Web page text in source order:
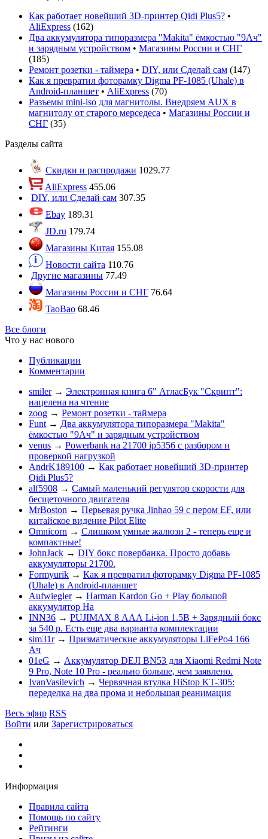
Как работает новейший 3D-принтер Qidi Plus5? •
AliExpress (162)
Два аккумулятора типоразмера "Makita" ёмкостью "9Ач"
и зарядным устройством • Магазины России и СНГ
(185)
Ремонт розетки - таймера • DIY, или Сделай сам (147)
Как я превратил фоторамку Digma PF-1085 (Uhale) в
Android-планшет • AliExpress (70)
Разъемы mini-iso для магнитолы. Внедряем AUX в
магнитолу от старого мерседеса • Магазины России и
СНГ (35)
Разделы сайта
Скидки и распродажи 1029.77
AliExpress 455.06
DIY, или Сделай сам 307.35
Ebay 189.31
JD.ru 179.74
Магазины Китая 155.08
Новости сайта 110.76
Другие магазины 77.49
Магазины России и СНГ 76.64
TaoBao 68.46
Все блоги
Что у нас нового
Публикации
Комментарии
smiler → Электронная книга 6" АтласБук "Скрипт":
нацелена на чтение
zoog → Ремонт розетки - таймера
Funt → Два аккумулятора типоразмера "Makita"
ёмкостью "9Ач" и зарядным устройством
venus → Powerbank на 21700 ip5356 c разбором и
проверкой нагрузкой
AndrK189100 → Как работает новейший 3D-принтер
Qidi Plus5?
alf5908 → Самый маленький регулятор скорости для
бесщеточного двигателя
MrBoston → Перьевая ручка Jinhao 59 с пером EF, или
китайское видение Pilot Elite
Omnicorn → Слишком умные жалюзи 2 - теперь еще и
компактные!
JohnJack → DIY бокс повербанка. Просто добавь
аккумуляторы 21700.
Formyurik → Как я превратил фоторамку Digma PF-1085
(Uhale) в Android-планшет
Aufwiegler → Harman Kardon Go + Play большой
аккумулятор На
INN36 → PUJIMAX 8 ААА Li-ion 1.5В + Зарядный бокс
за 540 р. Есть еще два варианта комплектации
sim31r → Призматические аккумуляторы LiFePo4 166
Ач
01eG → Аккумулятор DEJI BN53 для Xiaomi Redmi Note
9 Pro, Note 10 Pro - реально больше, чем заявлено.
IvanVasilevich → Червячная втулка HiStop KT-305:
переделка на два прома и небольшая реанимация
Весь эфир RSS
Войти или Зарегистрироваться
Информация
Правила сайта
Помощь по сайту
Рейтинги